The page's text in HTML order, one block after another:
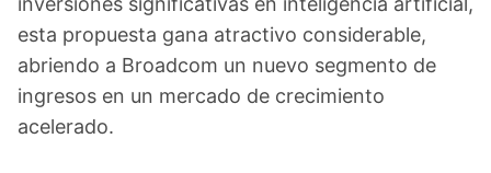
esta propuesta gana atractivo considerable,
abriendo a Broadcom un nuevo segmento de
ingresos en un mercado de crecimiento
acelerado.